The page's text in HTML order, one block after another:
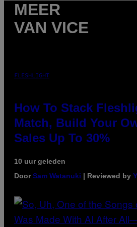
MEER
VAN VICE
FLESHLIGHT
How To Stack
Match, Build Your
Sales Up To 30%
10 uur geleden
DoorSam Watanuki | Reviewed by